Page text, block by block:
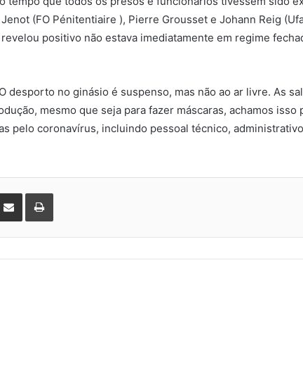
(FO Pénitentiaire ), Pierre Grousset e Johann Reig
positivo não estava imediatamente em regime
desporto no ginásio é suspenso, mas não ao ar livre. As
mesmo que seja para fazer máscaras, achamos isso
pelo coronavírus, incluindo pessoal técnico,
Share
Email
Print